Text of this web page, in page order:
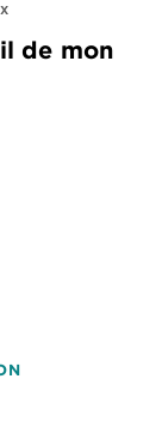
de mon